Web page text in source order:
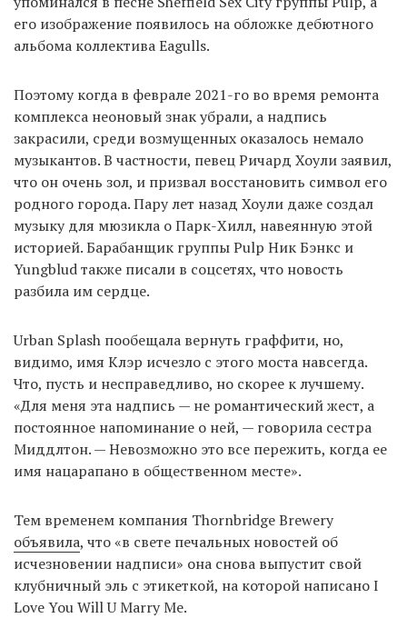
его изображение появилось на обложке дебютного
альбома коллектива Eagulls.
Поэтому когда в феврале 2021-го во время ремонта
комплекса неоновый знак убрали, а надпись
закрасили, среди возмущенных оказалось немало
музыкантов. В частности, певец Ричард Хоули заявил,
что он очень зол, и призвал восстановить символ его
родного города. Пару лет назад Хоули даже создал
музыку для мюзикла о Парк-Хилл, навеянную этой
историей. Барабанщик группы Pulp Ник Бэнкс и
Yungblud также писали в соцсетях, что новость
разбила им сердце.
Urban Splash пообещала вернуть граффити, но,
видимо, имя Клэр исчезло с этого моста навсегда.
Что, пусть и несправедливо, но скорее к лучшему.
«Для меня эта надпись — не романтический жест, а
постоянное напоминание о ней, — говорила сестра
Миддлтон. — Невозможно это все пережить, когда ее
имя нацарапано в общественном месте».
Тем временем компания Thornbridge Brewery
объявила, что «в свете печальных новостей об
исчезновении надписи» она снова выпустит свой
клубничный эль с этикеткой, на которой написано I
Love You Will U Marry Me.